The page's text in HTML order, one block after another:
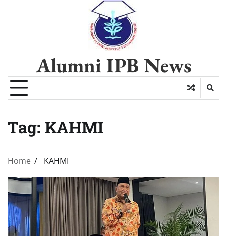
Alumni IPB News
Tag: KAHMI
Home KAHMI